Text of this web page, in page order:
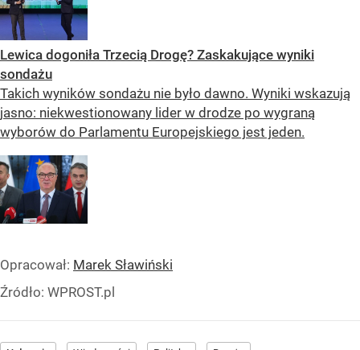
Lewica dogoniła Trzecią Drogę? Zaskakujące wyniki
sondażu
Takich wyników sondażu nie było dawno. Wyniki wskazują
jasno: niekwestionowany lider w drodze po wygraną
wyborów do Parlamentu Europejskiego jest jeden.
Opracował: Marek Sławiński
Źródło: WPROST.pl